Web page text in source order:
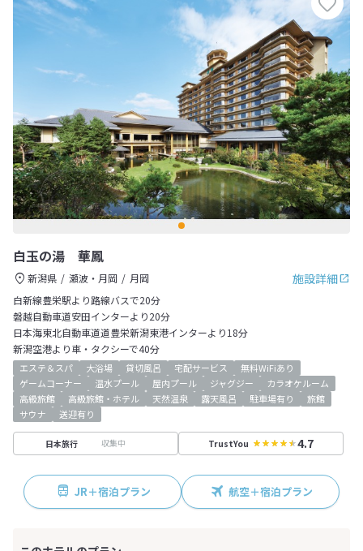
白玉の湯 華鳳
施設詳細
新潟県 瀬波・月岡
月岡
白新線豊栄駅より路線バスで20分
磐越自動車道安田インターより20分
日本海東北自動車道道豊栄新潟東港インターより18分
新潟空港より車・タクシーで40分
エステ＆スパ 大浴場 貸切風呂 宅配サービス
無料WiFiあり
ゲームコーナー
温水プール 屋内プール ジャグジー
カラオケルーム
高級旅館
高級旅館・ホテル 天然温泉 露天風呂 駐車場有り
旅館
サウナ
送迎有り
日本旅行 収集中 TrustYou 4.7
JR＋宿泊プラン 航空＋宿泊プラン